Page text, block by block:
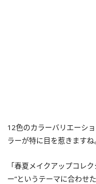
12色のカラーバリエーシ
ラーが特に目を惹きますね
「春夏メイクアップコレ
ー”というテーマに合わせ